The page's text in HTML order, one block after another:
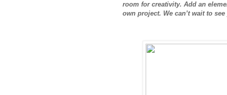
room for creativity. Add an
own project. We can’t wait to